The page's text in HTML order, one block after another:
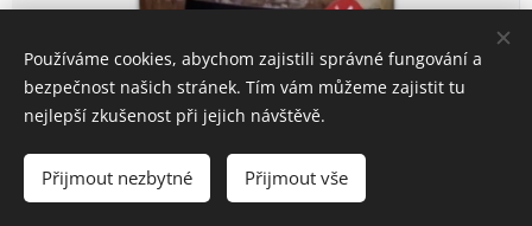
Používáme cookies, abychom zajistili správné fungování a
bezpečnost našich stránek. Tím vám můžeme zajistit tu
nejlepší zkušenost při jejich návštěvě.
Přijmout nezbytné Přijmout vše